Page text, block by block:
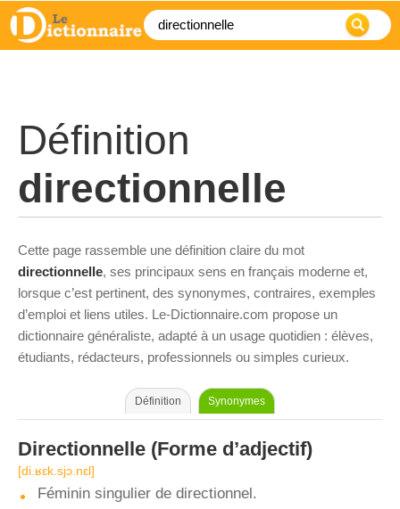
Définition
directionnelle
Cette page rassemble une définition claire du mot
directionnelle, ses principaux sens en français moderne et,
lorsque c’est pertinent, des synonymes, contraires, exemples
d’emploi et liens utiles. Le-Dictionnaire.com propose un
dictionnaire généraliste, adapté à un usage quotidien : élèves,
étudiants, rédacteurs, professionnels ou simples curieux.
Définition Synonymes
Directionnelle (Forme d’adjectif)
[di.ʁɛk.sjɔ.nɛl]
Féminin singulier de directionnel.